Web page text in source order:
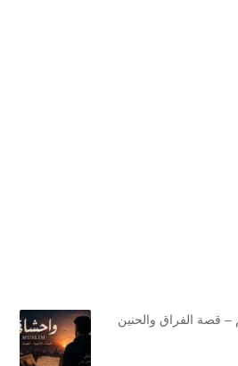
قصة الفراق والحنين